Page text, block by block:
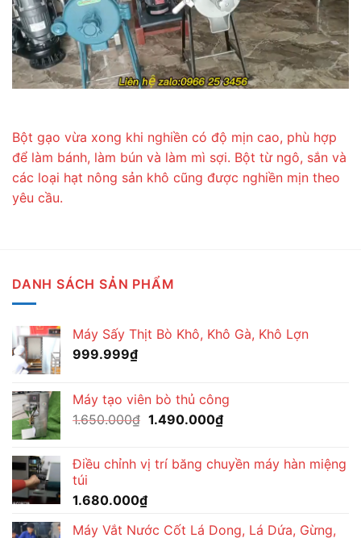
Bột gạo vừa xong khi nghiền có độ mịn cao, phù hợp
để làm bánh, làm bún và làm mì sợi. Bột từ ngô, sắn và
các loại hạt nông sản khô cũng được nghiền mịn theo
yêu cầu.
DANH SÁCH SẢN PHẨM
Máy Sấy Thịt Bò Khô, Khô Gà, Khô Lợn
999.999₫
Máy tạo viên bò thủ công
1.650.000₫ Giá
1.650.000₫.
1.490.000₫Giá
là:
Điều chỉnh vị trí băng chuyền máy hàn miệng
túi
1.680.000₫
Máy Vắt Nước Cốt Lá Dong, Lá Dứa, Gừng,